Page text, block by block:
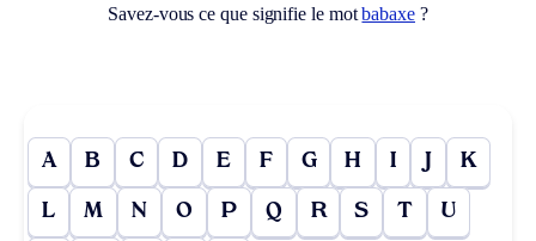
Savez-vous ce que signifie le motbabaxe?
A B C D E F G H I J K
L M N O P Q R S T U